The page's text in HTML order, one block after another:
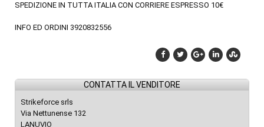
SPEDIZIONE IN TUTTA ITALIA CON CORRIERE ESPRESSO 10€
INFO ED ORDINI 3920832556
CONTATTA IL VENDITORE
Strikeforce srls
Via Nettunense 132
LANUVIO